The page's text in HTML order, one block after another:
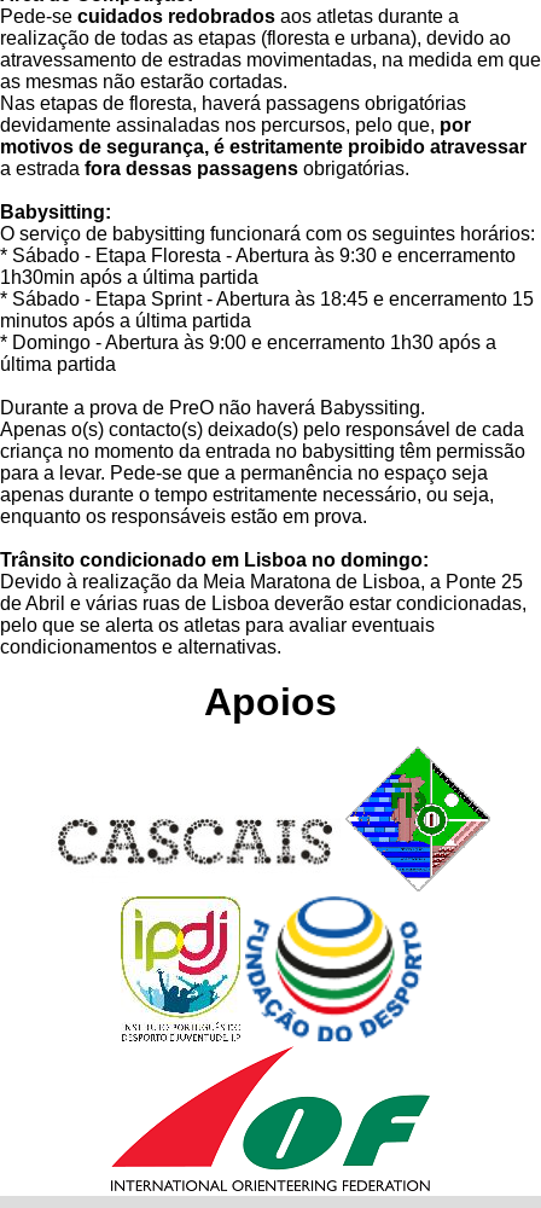
Pede-se cuidados redobrados aos atletas durante a
realização de todas as etapas (floresta e urbana), devido ao
atravessamento de estradas movimentadas, na medida em que
as mesmas não estarão cortadas.
Nas etapas de floresta, haverá passagens obrigatórias
devidamente assinaladas nos percursos, pelo que, por
motivos de segurança, é estritamente proibido atravessar
a estrada fora dessas passagens obrigatórias.
Babysitting:
O serviço de babysitting funcionará com os seguintes horários:
* Sábado - Etapa Floresta - Abertura às 9:30 e encerramento
1h30min após a última partida
* Sábado - Etapa Sprint - Abertura às 18:45 e encerramento 15
minutos após a última partida
* Domingo - Abertura às 9:00 e encerramento 1h30 após a
última partida
Durante a prova de PreO não haverá Babyssiting.
Apenas o(s) contacto(s) deixado(s) pelo responsável de cada
criança no momento da entrada no babysitting têm permissão
para a levar. Pede-se que a permanência no espaço seja
apenas durante o tempo estritamente necessário, ou seja,
enquanto os responsáveis estão em prova.
Trânsito condicionado em Lisboa no domingo:
Devido à realização da Meia Maratona de Lisboa, a Ponte 25
de Abril e várias ruas de Lisboa deverão estar condicionadas,
pelo que se alerta os atletas para avaliar eventuais
condicionamentos e alternativas.
Apoios